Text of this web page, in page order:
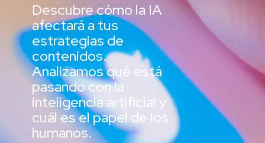
Descubre cómo la IA
afectará a tus
estrategias de
contenidos.
Analizamos qué está
pasando con la
inteligencia artificial y
cuál es el papel de los
humanos.